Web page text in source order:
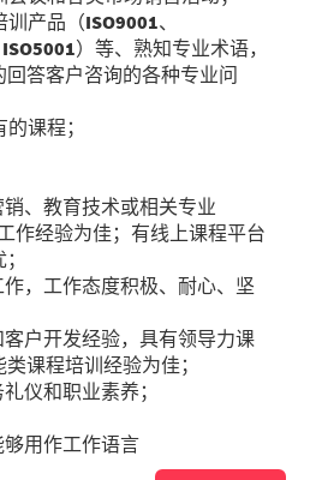
产品（ISO9001、
）等、熟知专业术语，
答客户咨询的各种专业问
课程；
、教育技术或相关专业
作经验为佳；有线上课程平台
，工作态度积极、耐心、坚
户开发经验，具有领导力课
课程培训经验为佳；
仪和职业素养；
用作工作语言